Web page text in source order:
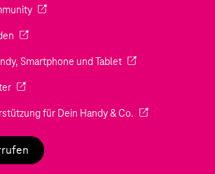
(Wird in einem neuen Tab geöffnet)
(Wird in einem neuen Tab geöffnet)
Smartphone und Tablet(Wird in einem
(Wird in einem neuen Tab geöffnet)
für Dein Handy & Co. (Wird in einem